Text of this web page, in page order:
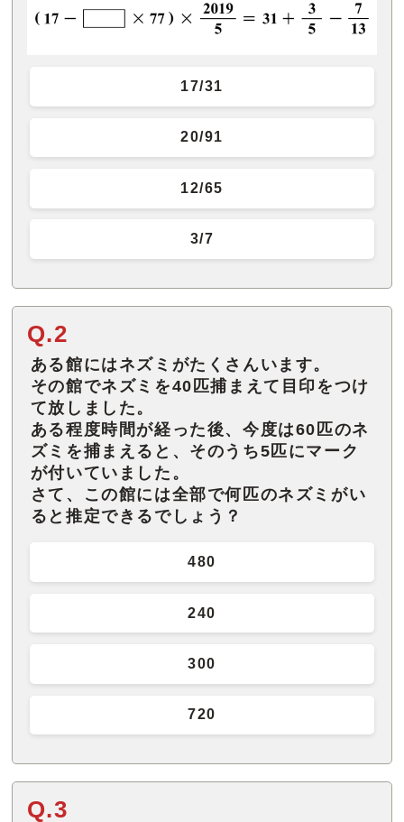
17/31
20/91
12/65
3/7
Q.2
ある館にはネズミがたくさんいます。
その館でネズミを40匹捕まえて目印をつけ
て放しました。
ある程度時間が経った後、今度は60匹のネ
ズミを捕まえると、そのうち5匹にマーク
が付いていました。
さて、この館には全部で何匹のネズミがい
480
240
300
720
Q.3